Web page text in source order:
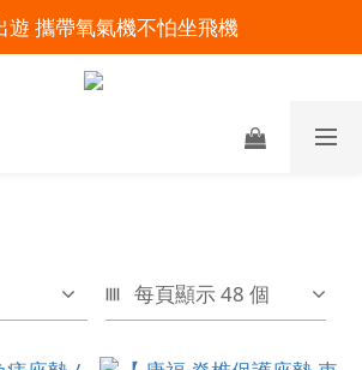
來村全館免運優惠中
遊 攜帶氧氣機不怕坐飛機
陽來村全館免運優惠中
每頁顯示 48 個